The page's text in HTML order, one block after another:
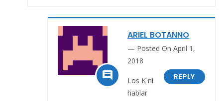

ARIEL BOTANNO
Posted On April 1,
2018
REPLY
Los K ni
hablar